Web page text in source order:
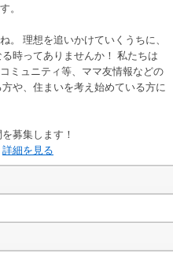
。
。 理想を追いかけていくうちに、
時ってありませんか！ 私たちは
ミュニティ等、ママ友情報などの
や、住まいを考え始めている方に
募集します！
詳細を見る